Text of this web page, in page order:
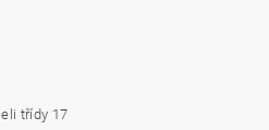
třídy 17